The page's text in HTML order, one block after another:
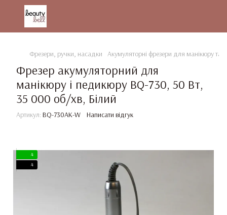
Фрезери, ручки, насадки Акумуляторні фрезери для манікюру та
Фрезер акумуляторний для
манікюру і педикюру BQ-730, 50 Вт,
35 000 об/хв, Білий
Артикул: BQ-730AK-W Написати відгук
4
4